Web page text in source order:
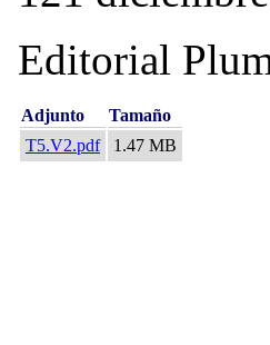
Editorial
Adjunto
Tamaño
T5.V2.pdf
1.47 MB